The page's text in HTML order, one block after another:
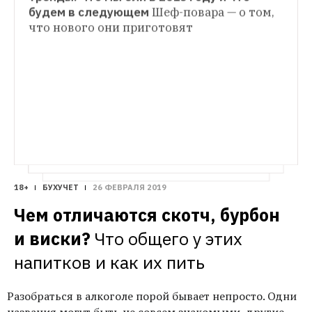
МЕСТО
РЕСТОРАНЫ
Жировое «Депо»: Что не так с новым
проектом на Лесной Почему нам
будем в следующем Шеф-повара — о том,
что нового они приготовят
18+ БУХУЧЕТ 26 ФЕВРАЛЯ 2019
Чем отличаются скотч, бурбон
и виски? Что общего у этих
напитков и как их пить
Разобраться в алкоголе порой бывает непросто. Одни